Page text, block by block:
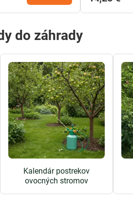
do záhrady
Kalendár postrekov
ovocných stromov